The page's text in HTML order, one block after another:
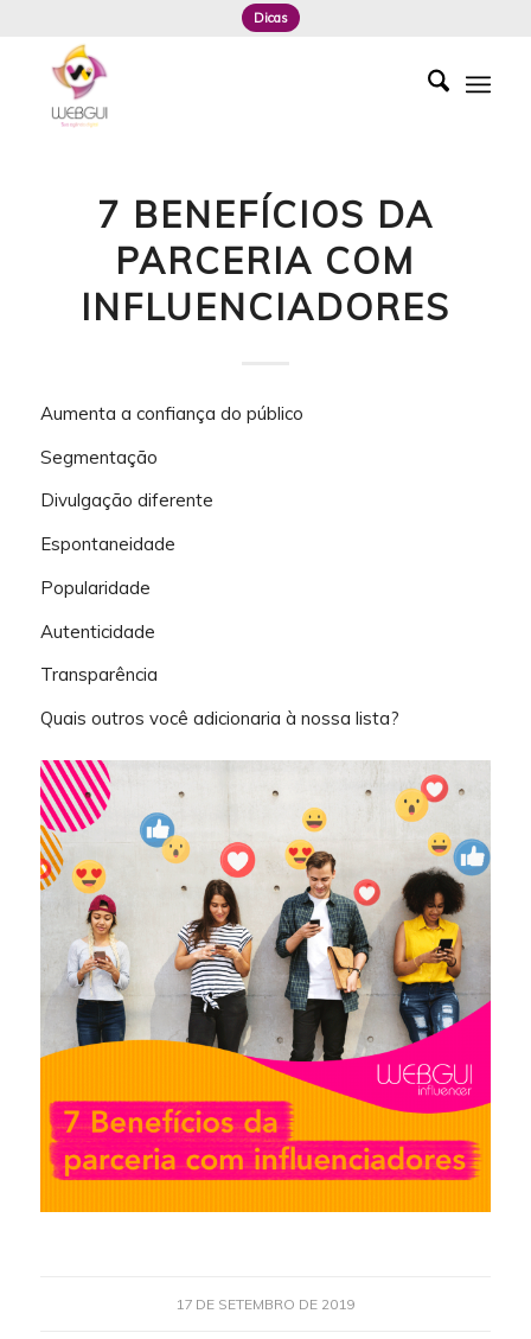
Dicas
7 BENEFÍCIOS DA
PARCERIA COM
INFLUENCIADORES
Aumenta a confiança do público
Segmentação
Divulgação diferente
Espontaneidade
Popularidade
Autenticidade
Transparência
Quais outros você adicionaria à nossa lista?
17 DE SETEMBRO DE 2019